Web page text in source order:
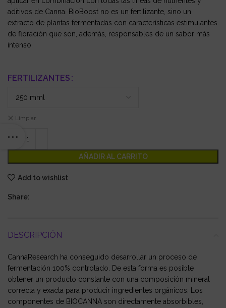
aditivos de Canna. BioBoost no es un fertilizante, sino un
extracto de plantas fermentadas con características estimulantes
de floración que son, además, responsables de un sabor más
intenso.
FERTILIZANTES
Limpiar
AÑADIR AL CARRITO
Add to wishlist
Share:
DESCRIPCIÓN
CannaResearch ha conseguido desarrollar un proceso de
fermentación 100% controlado. De esta forma es posible
obtener un producto constante con una composición mineral
correcta y exacta para producir ingredientes orgánicos. Los
componentes de BIOCANNA son directamente absorbibles,